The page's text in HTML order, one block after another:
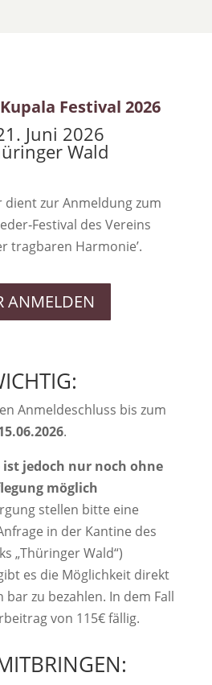
Festival 2026
Juni 2026
Wald
dient zur Anmeldung zum
des Vereins
tragbaren Harmonie’.
ANMELDEN
Anmeldeschluss bis zum
.
ist jedoch nur noch ohne
möglich
stellen bitte eine
in der Kantine des
„Thüringer Wald“)
es die Möglichkeit direkt
bar zu bezahlen. In dem Fall
von 115€ fällig.